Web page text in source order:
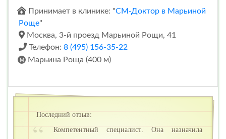
Принимает в клинике: "СМ-Доктор в Марьиной
Роще"
Москва, 3-й проезд Марьиной Рощи, 41
Телефон: 8 (495) 156-35-22
Марьина Роща (400 м)
Последний отзыв:
Компетентный специалист. Она назначила